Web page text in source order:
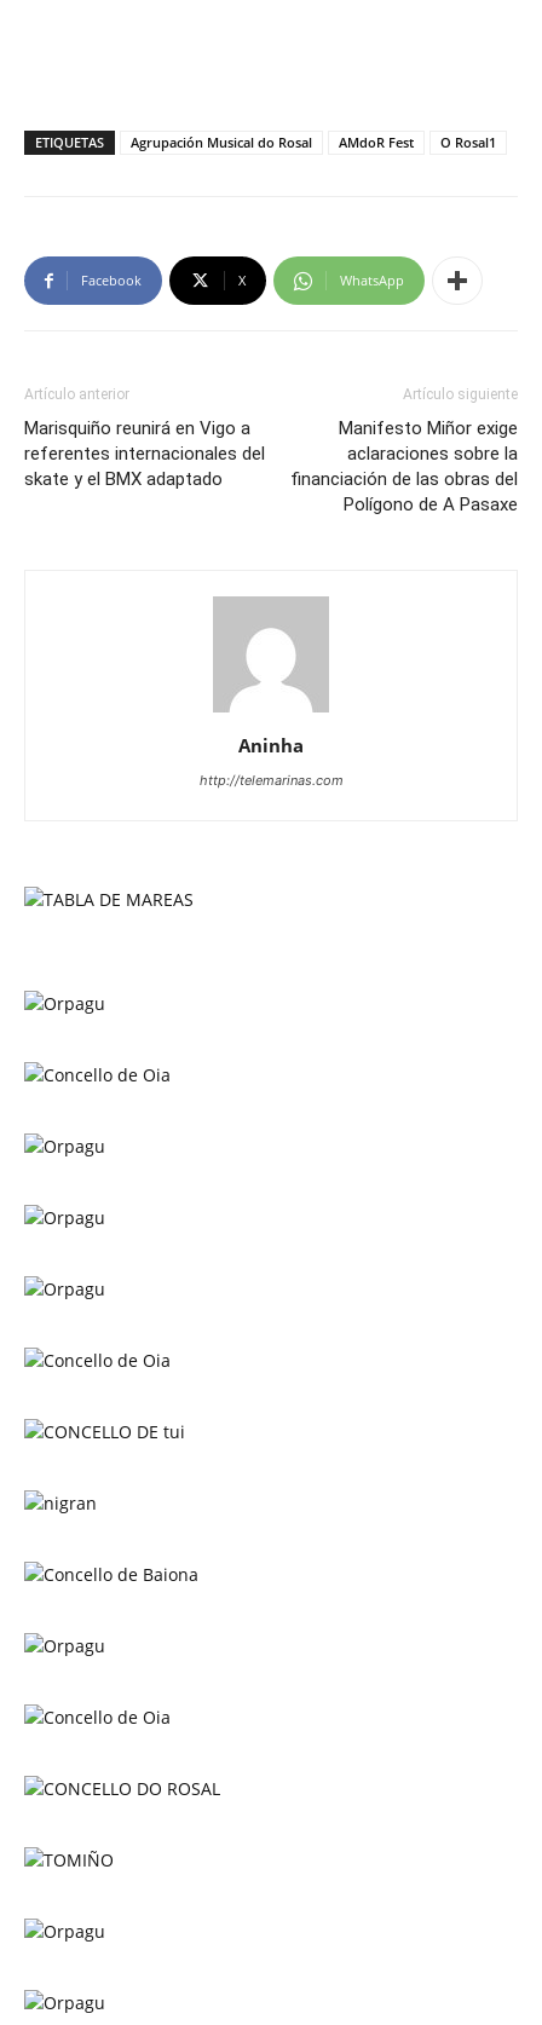
ETIQUETAS Agrupación Musical do Rosal AMdoR Fest O Rosal1
Facebook X WhatsApp
Artículo anterior
Marisquiño reunirá en Vigo a
referentes internacionales del
skate y el BMX adaptado
Artículo siguiente
Manifesto Miñor exige
aclaraciones sobre la
financiación de las obras del
Polígono de A Pasaxe
Aninha
http://telemarinas.com